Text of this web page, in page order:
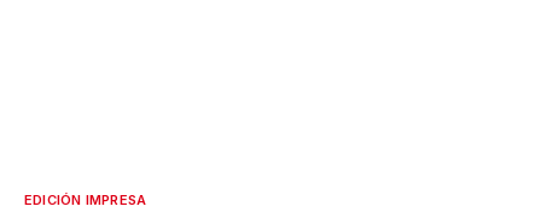
EDICIÓN IMPRESA